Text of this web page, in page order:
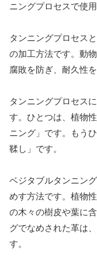
ニングプロセスで使
タンニングプロセス
の加工方法です。動
腐敗を防ぎ、耐久性
タンニングプロセス
す。ひとつは、植物
ニング」です。もう
鞣し」です。
ベジタブルタンニン
めす方法です。植物
の木々の樹皮や葉に
グでなめされた革は
す。